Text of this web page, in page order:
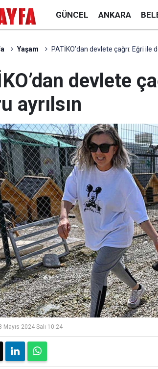
GÜNCEL ANKARA
Yaşam PATİKO’dan devlete çağrı: Eğri ile
devlete
ayrılsın
Mayıs 2024 Salı 10:24